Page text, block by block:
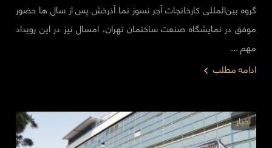
گروه بین‌المللی کارخانجات آجر نسوز نما آذرخش پس از سال ها حضور
موفق در نمایشگاه صنعت ساختمان تهران، امسال نیز در این رویداد
مهم ...
ادامه مطلب
اخبار